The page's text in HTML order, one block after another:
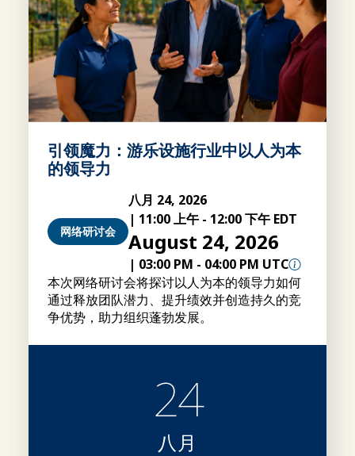
引领魔力：游乐设施行业中以人为本
的领导力
网络研讨会
八月 24, 2026
| 11:00 上午 - 12:00 下午 EDT
August 24, 2026
| 03:00 PM - 04:00 PM UTC
本次网络研讨会将探讨以人为本的领导力如何
通过释放团队潜力、提升绩效并创造持久的竞
争优势，助力组织蓬勃发展。
24
八月